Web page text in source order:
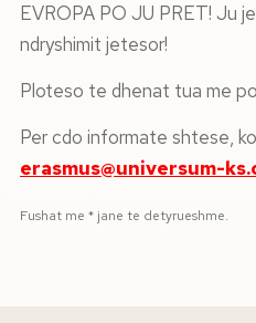
EVROPA PO JU PRET! Ju
ndryshimit jetesor!
Ploteso te dhenat tua me
Per cdo informate shtese,
erasmus@universum-
Fushat me * jane te detyrueshme.